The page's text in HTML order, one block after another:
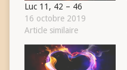
Luc 11, 42 – 46
16 octobre 2019
Article similaire